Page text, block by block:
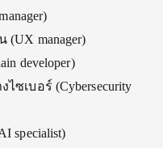
manager)
developer)
ซเบอร์ (Cybersecurity
specialist)